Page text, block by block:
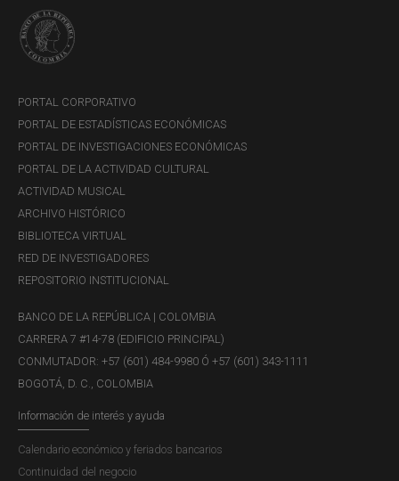
PORTAL CORPORATIVO
PORTAL DE ESTADÍSTICAS ECONÓMICAS
PORTAL DE INVESTIGACIONES ECONÓMICAS
PORTAL DE LA ACTIVIDAD CULTURAL
ACTIVIDAD MUSICAL
ARCHIVO HISTÓRICO
BIBLIOTECA VIRTUAL
RED DE INVESTIGADORES
REPOSITORIO INSTITUCIONAL
BANCO DE LA REPÚBLICA | COLOMBIA
CARRERA 7 #14-78 (EDIFICIO PRINCIPAL)
CONMUTADOR: +57 (601) 484-9980 Ó +57 (601) 343-1111
BOGOTÁ, D. C., COLOMBIA
Información de interés y ayuda
Calendario económico y feriados bancarios
Continuidad del negocio